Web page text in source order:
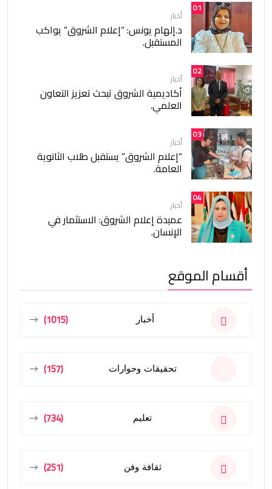
01
أخبار
د.إلهام يونس: “إعلام الشروق” يواكب
المستقبل.
02
أخبار
أكاديمية الشروق تبحث تعزيز التعاون
العلمي.
03
أخبار
“إعلام الشروق” يستقبل طلاب الثانوية
العامة.
04
أخبار
عميدة إعلام الشروق: الاستثمار في
الإنسان.
أقسام الموقع
أخبار (1015)
تحقيقات وحوارات (157)
تعليم (734)
ثقافة وفن (251)